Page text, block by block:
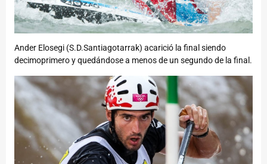
Ander Elosegi (S.D.Santiagotarrak) acarició la final siendo
decimoprimero y quedándose a menos de un segundo de la final.